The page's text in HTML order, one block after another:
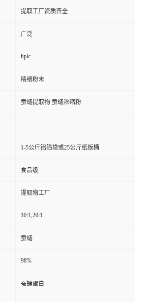
提取工厂资质齐全
广泛
hplc
精细粉末
蚕蛹提取物 蚕蛹浓缩粉
1-5公斤铝箔袋或25公斤纸板桶
食品级
提取物工厂
10:1,20:1
蚕蛹
98%
蚕蛹蛋白